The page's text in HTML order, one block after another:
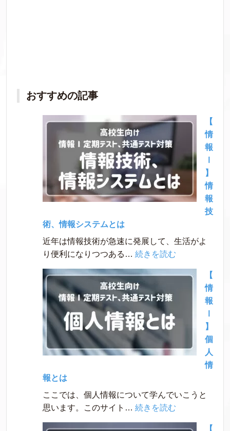
おすすめの記事
【
情
報
】
情
報
技
術、情報システムとは
近年は情報技術が急速に発展して、生活がよ
り便利になりつつある… 続きを読む
情
ス
ム
【
情
報
】
個
人
情
報とは
ここでは、個人情報について学んでいこうと
思います。このサイト… 続きを読む
【